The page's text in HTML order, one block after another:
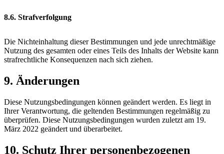
8.6. Strafverfolgung
Die Nichteinhaltung dieser Bestimmungen und jede unrechtmäßige
Nutzung des gesamten oder eines Teils des Inhalts der Website kann
strafrechtliche Konsequenzen nach sich ziehen.
9. Änderungen
Diese Nutzungsbedingungen können geändert werden. Es liegt in
Ihrer Verantwortung, die geltenden Bestimmungen regelmäßig zu
überprüfen. Diese Nutzungsbedingungen wurden zuletzt am 19.
März 2022 geändert und überarbeitet.
10. Schutz Ihrer personenbezogenen